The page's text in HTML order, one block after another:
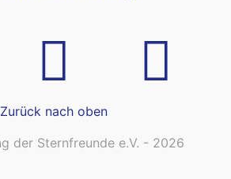
Zurück nach oben
der Sternfreunde e.V. - 2026